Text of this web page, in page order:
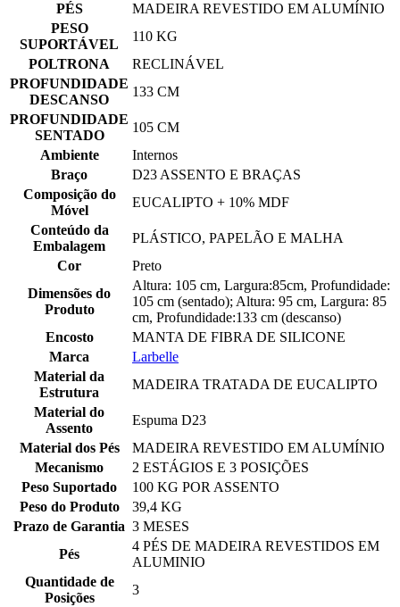
PÉS
MADEIRA REVESTIDO EM ALUMÍNIO
PESO
SUPORTÁVEL
110 KG
POLTRONA
RECLINÁVEL
PROFUNDIDADE
DESCANSO
133 CM
PROFUNDIDADE
SENTADO
105 CM
Ambiente
Internos
Braço
D23 ASSENTO E BRAÇAS
Composição do
Móvel
EUCALIPTO + 10% MDF
Conteúdo da
Embalagem
PLÁSTICO, PAPELÃO E MALHA
Cor
Preto
Dimensões do
Produto
Altura: 105 cm, Largura:85cm, Profundidade:
105 cm (sentado); Altura: 95 cm, Largura: 85
cm, Profundidade:133 cm (descanso)
Encosto
MANTA DE FIBRA DE SILICONE
Marca
Larbelle
Material da
Estrutura
MADEIRA TRATADA DE EUCALIPTO
Material do
Assento
Espuma D23
Material dos Pés
MADEIRA REVESTIDO EM ALUMÍNIO
Mecanismo
2 ESTÁGIOS E 3 POSIÇÕES
Peso Suportado
100 KG POR ASSENTO
Peso do Produto
39,4 KG
Prazo de Garantia 3 MESES
Pés
4 PÉS DE MADEIRA REVESTIDOS EM
ALUMINIO
Quantidade de
Posições
3